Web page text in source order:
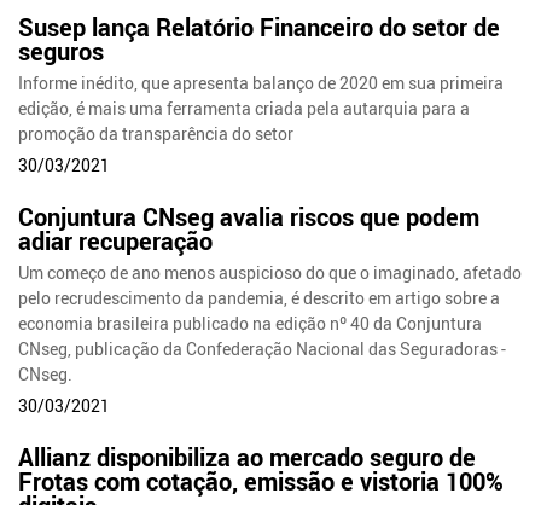
Susep lança Relatório Financeiro do setor de
seguros
Informe inédito, que apresenta balanço de 2020 em sua primeira
edição, é mais uma ferramenta criada pela autarquia para a
promoção da transparência do setor
30/03/2021
Conjuntura CNseg avalia riscos que podem
adiar recuperação
Um começo de ano menos auspicioso do que o imaginado, afetado
pelo recrudescimento da pandemia, é descrito em artigo sobre a
economia brasileira publicado na edição nº 40 da Conjuntura
CNseg, publicação da Confederação Nacional das Seguradoras -
CNseg.
30/03/2021
Allianz disponibiliza ao mercado seguro de
Frotas com cotação, emissão e vistoria 100%